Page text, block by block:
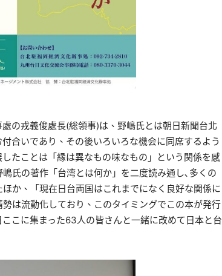
の戎義俊處長(総領事)は、野嶋氏とは朝日新聞台北
合いであり、その後いろいろな機会に同席するよう
たことは「縁は異なもの味なもの」という関係を感
氏の著作「台湾とは何か」を二度読み通し､多くの
か、「現在日台両国はこれまでになく良好な関係に
は流動化しており、このタイミングでこの本が発行
こに集まった63人の皆さんと一緒に改めて日本と台